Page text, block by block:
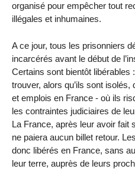
organisé pour empêcher tout
illégales et inhumaines.
A ce jour, tous les prisonniers
incarcérés avant le début de
Certains sont bientôt
trouver, alors qu’ils sont
et emplois en France - où ils
les contraintes judiciaires de
La France, après leur avoir fait
ne paiera aucun billet retour.
donc libérés en France, sans
leur terre, auprès de leurs